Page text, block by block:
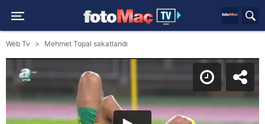
Web Tv Mehmet Topal sakatlandı